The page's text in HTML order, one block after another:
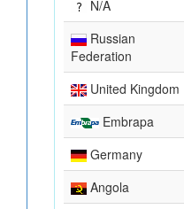
N/A
Russian
Federation
United Kingdom
Embrapa
Germany
Angola